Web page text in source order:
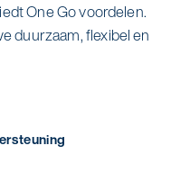
One Go voordelen.
duurzaam, flexibel en